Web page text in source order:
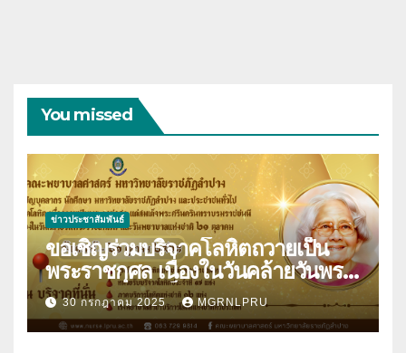
You missed
ข่าวประชาสัมพันธ์
ขอเชิญร่วมบริจาคโลหิตถวายเป็น
พระราชกุศล เนื่องในวันคล้ายวันพระ
ราชสมภพสมเด็จพระศรีนครินทราบ
รมราชชนนี และวันพยาบาลแห่งชาติ
21 ตุลาคม 2568
30 กรกฎาคม 2025 MGRNLPRU